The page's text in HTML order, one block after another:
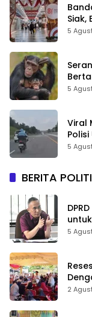
Siak,
5
5
Viral
Usai
5
BERITA
5
2